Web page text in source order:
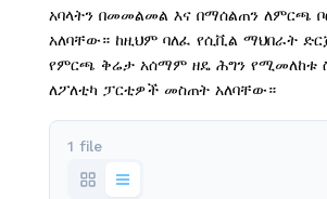
አባላትን በመመልመል እና በማሰልጠን ለምርጫ
አለባቸው። ከዚህም ባለፈ የሲቪል ማህበራት
የምርጫ ቅሬታ አሰማም ዘዴ ሕግን የሚመለከቱ
ለፖለቲካ ፓርቲዎች መስጠት አለባቸው።
1 file